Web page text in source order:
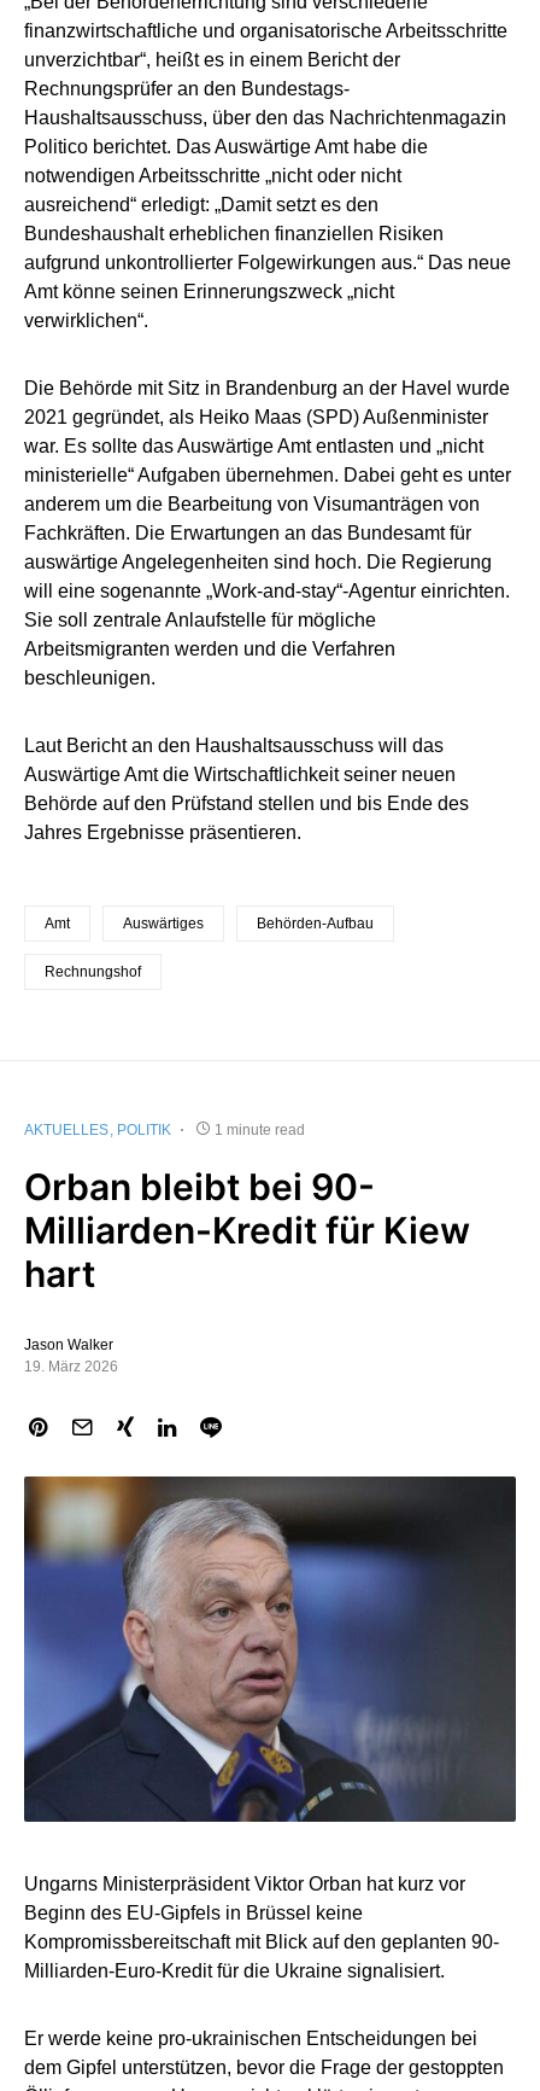
finanzwirtschaftliche und organisatorische Arbeitsschritte
unverzichtbar“, heißt es in einem Bericht der
Rechnungsprüfer an den Bundestags-
Haushaltsausschuss, über den das Nachrichtenmagazin
Politico berichtet. Das Auswärtige Amt habe die
notwendigen Arbeitsschritte „nicht oder nicht
ausreichend“ erledigt: „Damit setzt es den
Bundeshaushalt erheblichen finanziellen Risiken
aufgrund unkontrollierter Folgewirkungen aus.“ Das neue
Amt könne seinen Erinnerungszweck „nicht
verwirklichen“.
Die Behörde mit Sitz in Brandenburg an der Havel wurde
2021 gegründet, als Heiko Maas (SPD) Außenminister
war. Es sollte das Auswärtige Amt entlasten und „nicht
ministerielle“ Aufgaben übernehmen. Dabei geht es unter
anderem um die Bearbeitung von Visumanträgen von
Fachkräften. Die Erwartungen an das Bundesamt für
auswärtige Angelegenheiten sind hoch. Die Regierung
will eine sogenannte „Work-and-stay“-Agentur einrichten.
Sie soll zentrale Anlaufstelle für mögliche
Arbeitsmigranten werden und die Verfahren
beschleunigen.
Laut Bericht an den Haushaltsausschuss will das
Auswärtige Amt die Wirtschaftlichkeit seiner neuen
Behörde auf den Prüfstand stellen und bis Ende des
Jahres Ergebnisse präsentieren.
Amt Auswärtiges Behörden-Aufbau
Rechnungshof
AKTUELLES POLITIK 1 minute read
Orban bleibt bei 90-
Milliarden-Kredit für Kiew
hart
Jason Walker
19. März 2026
Ungarns Ministerpräsident Viktor Orban hat kurz vor
Beginn des EU-Gipfels in Brüssel keine
Kompromissbereitschaft mit Blick auf den geplanten 90-
Milliarden-Euro-Kredit für die Ukraine signalisiert.
Er werde keine pro-ukrainischen Entscheidungen bei
dem Gipfel unterstützen, bevor die Frage der gestoppten